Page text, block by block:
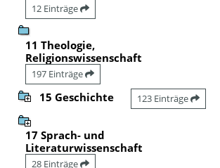
12 Einträge
11 Theologie,
Religionswissenschaft
197 Einträge
15 Geschichte 123 Einträge
17 Sprach- und
Literaturwissenschaft
28 Einträge